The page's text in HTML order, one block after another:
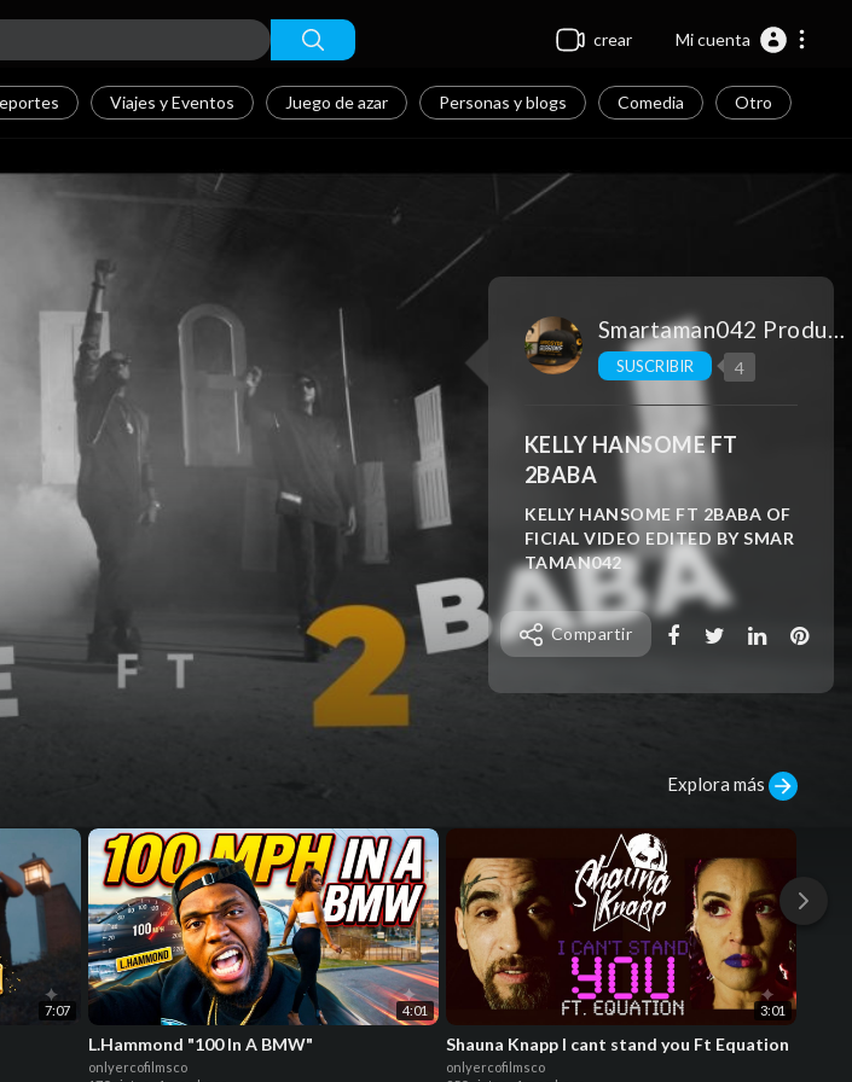
crear Mi cuenta
Viajes y Eventos Juego de azar Personas y blogs Comedia Otro
Smartaman042 Production
SUSCRIBIR 4
KELLY HANSOME FT
2BABA
⁣KELLY HANSOME FT 2BABA OF
FICIAL VIDEO EDITED BY SMAR
TAMAN042
Compartir
Explora más
7:07 4:01
L.Hammond "100 In A BMW"
onlyercofilmsco
3:01
Shauna Knapp I cant stand you Ft Equation
onlyercofilmsco